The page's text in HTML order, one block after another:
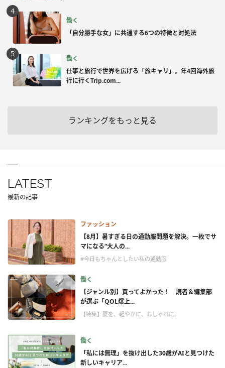
働く
「自分勝手な女」に共通する6つの特徴と対処法
働く
仕事と旅行で世界を広げる「旅キャリ」。年4回海外旅
行に行くTrip.com...
ランキングをもっと見る
LATEST
最新の記事
ファッション
【8月】暑すぎる日の通勤服問題を解決。一枚でサ
マになる“大人の...
#今日もちゃんとしたい私の通勤服
働く
【ジャンル別】買ってよかった！ 読者＆編集部
が選ぶ「QOL爆上...
【特集】夏を、軽やかに、おしゃれに。
働く
「私には無理」を抜け出した30歳がAIと見つけた
新しいキャリア...